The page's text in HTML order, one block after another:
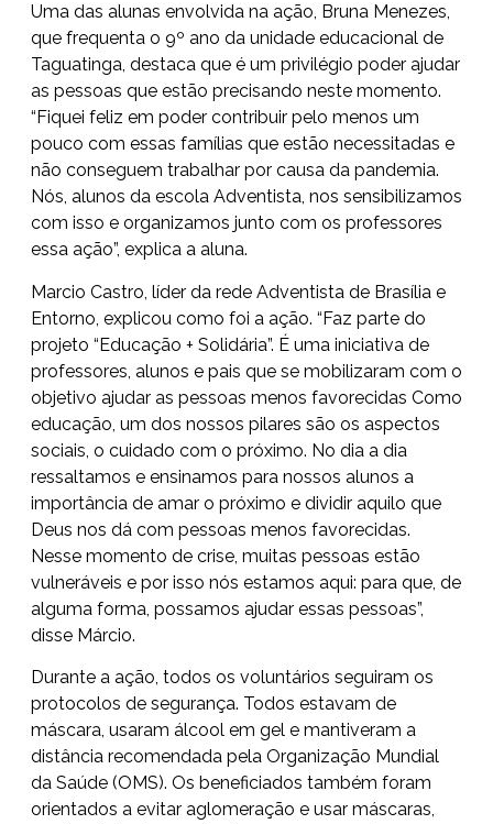
Uma das alunas envolvida na ação, Bruna Menezes,
que frequenta o 9º ano da unidade educacional de
Taguatinga, destaca que é um privilégio poder ajudar
as pessoas que estão precisando neste momento.
“Fiquei feliz em poder contribuir pelo menos um
pouco com essas famílias que estão necessitadas e
não conseguem trabalhar por causa da pandemia.
Nós, alunos da escola Adventista, nos sensibilizamos
com isso e organizamos junto com os professores
essa ação”, explica a aluna.
Marcio Castro, líder da rede Adventista de Brasília e
Entorno, explicou como foi a ação. “Faz parte do
projeto “Educação + Solidária”. É uma iniciativa de
professores, alunos e pais que se mobilizaram com o
objetivo ajudar as pessoas menos favorecidas Como
educação, um dos nossos pilares são os aspectos
sociais, o cuidado com o próximo. No dia a dia
ressaltamos e ensinamos para nossos alunos a
importância de amar o próximo e dividir aquilo que
Deus nos dá com pessoas menos favorecidas.
Nesse momento de crise, muitas pessoas estão
vulneráveis e por isso nós estamos aqui: para que, de
alguma forma, possamos ajudar essas pessoas”,
disse Márcio.
Durante a ação, todos os voluntários seguiram os
protocolos de segurança. Todos estavam de
máscara, usaram álcool em gel e mantiveram a
distância recomendada pela Organização Mundial
da Saúde (OMS). Os beneficiados também foram
orientados a evitar aglomeração e usar máscaras,